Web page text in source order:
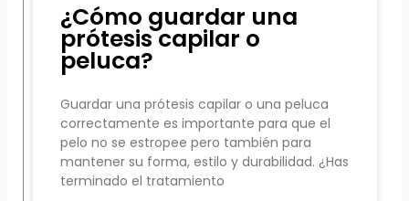
¿Cómo guardar una
prótesis capilar o
peluca?
Guardar una prótesis capilar o una peluca
correctamente es importante para que el
pelo no se estropee pero también para
mantener su forma, estilo y durabilidad. ¿Has
terminado el tratamiento